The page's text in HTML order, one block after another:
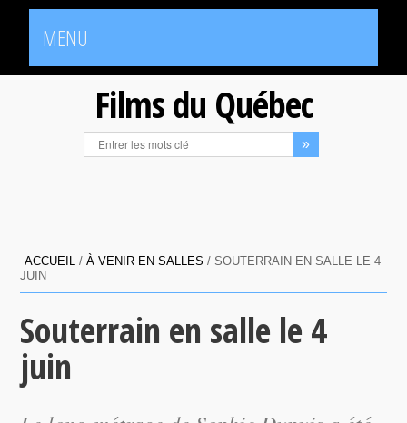
MENU
Films du Québec
ACCUEIL /À VENIR EN SALLES /SOUTERRAIN EN SALLE LE 4
JUIN
Souterrain en salle le 4
juin